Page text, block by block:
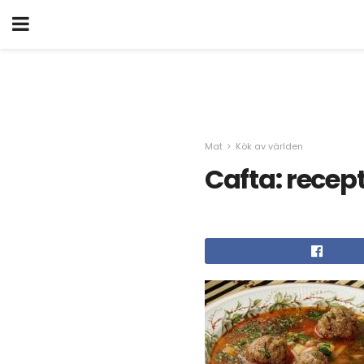
Mat Kök av världen
Cafta: